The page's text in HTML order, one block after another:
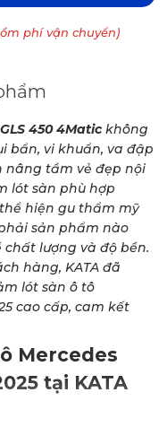
phí vận chuyển)
450 4Matickhông
bẩn, vi khuẩn, va đập
nâng tầm vẻ đẹp nội
lót sàn phù hợp
hiện gu thẩm mỹ
sản phẩm nào
lượng và độ bền.
hàng, KATA đã
lót sàn ô tô
cao cấp, cam kết
Mercedes
tại KATA